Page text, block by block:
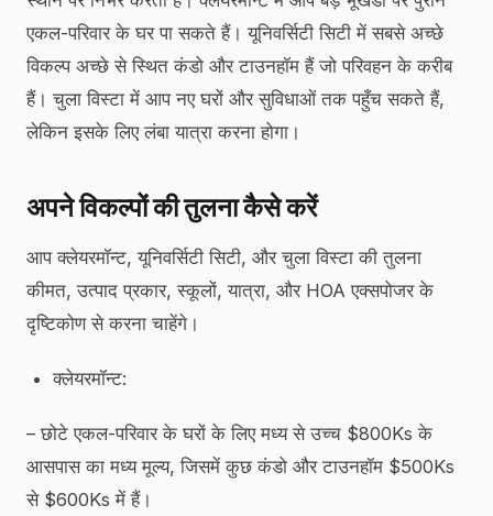
एकल-परिवार के घर पा सकते हैं। यूनिवर्सिटी सिटी में सबसे अच्छे
विकल्प अच्छे से स्थित कंडो और टाउनहॉम हैं जो परिवहन के करीब
हैं। चुला विस्टा में आप नए घरों और सुविधाओं तक पहुँच सकते हैं,
लेकिन इसके लिए लंबा यात्रा करना होगा।
अपने विकल्पों की तुलना कैसे करें
आप क्लेयरमॉन्ट, यूनिवर्सिटी सिटी, और चुला विस्टा की तुलना
कीमत, उत्पाद प्रकार, स्कूलों, यात्रा, और HOA एक्सपोजर के
दृष्टिकोण से करना चाहेंगे।
क्लेयरमॉन्ट:
– छोटे एकल-परिवार के घरों के लिए मध्य से उच्च $800Ks के
आसपास का मध्य मूल्य, जिसमें कुछ कंडो और टाउनहॉम $500Ks
से $600Ks में हैं।